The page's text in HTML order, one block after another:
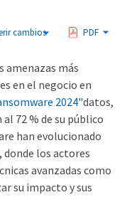
cambios PDF
amenazas más
en el negocio en
2024"datos,
72 % de su público
han evolucionado
donde los actores
avanzadas como
su impacto y sus